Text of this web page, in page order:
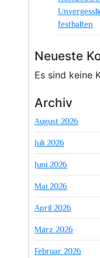
festhalten
Neueste
Es sind keine
Archiv
August 2026
Juli 2026
Juni 2026
Mai 2026
April 2026
März 2026
Februar 2026